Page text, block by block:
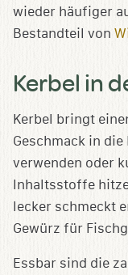
wieder häufiger
Bestandteil von
Kerbel in
Kerbel bringt
Geschmack in
verwenden oder
Inhaltsstoffe
lecker schmeckt
Gewürz für
Essbar sind die